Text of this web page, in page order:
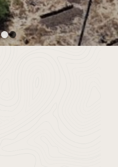
Chile – María
1 2 3